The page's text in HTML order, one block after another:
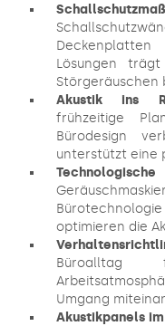
Lösungen
Störgeräuschen
Akustik ins
frühzeitige
Bürodesign
unterstützt eine
optimieren die
Büroalltag
Umgang
Akustikpanels